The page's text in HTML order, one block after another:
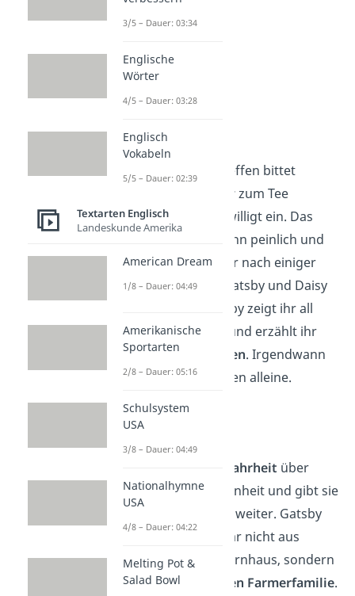
Kapitel 5
Beim nächsten Treffen bittet
Daisyzum Tee
einzuladen
. Nick willigt ein. Das
ist zu Beginn peinlich und
unangenehm, aber nach einiger
Zeit nähern sich Gatsby und Daisy
einander an. Gatsby zeigt ihr all
seinenReichtum
und erzählt ihr
von seinen
Träumen. Irgendwann
lässt Nick die beiden alleine.
Kapitel 6
Wahrheit über
Gatsbys Vergangenheit und gibt sie
an einen Reporter weiter. Gatsby
kommt nämlich gar nicht aus
einem reichen Elternhaus, sondern
aus einer
ärmlichen Farmerfamilie.
3/5 – Dauer: 03:34
Englische
Wörter
4/5 – Dauer: 03:28
Englisch
Vokabeln
5/5 – Dauer: 02:39
Textarten Englisch
Landeskunde Amerika
American Dream
1/8 – Dauer: 04:49
Amerikanische
Sportarten
2/8 – Dauer: 05:16
Schulsystem
USA
3/8 – Dauer: 04:49
Nationalhymne
USA
4/8 – Dauer: 04:22
Melting Pot &
Salad Bowl